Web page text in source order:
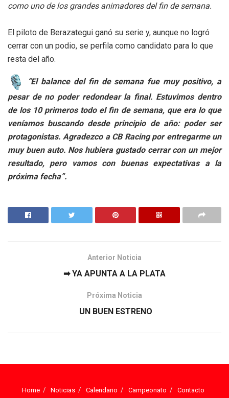
como uno de los grandes animadores del fin de semana.
El piloto de Berazategui ganó su serie y, aunque no logró
cerrar con un podio, se perfila como candidato para lo que
resta del año.
“El balance del fin de semana fue muy positivo, a
pesar de no poder redondear la final. Estuvimos dentro
de los 10 primeros todo el fin de semana, que era lo que
veníamos buscando desde principio de año: poder ser
protagonistas. Agradezco a CB Racing por entregarme un
muy buen auto. Nos hubiera gustado cerrar con un mejor
resultado, pero vamos con buenas expectativas a la
próxima fecha”.
Anterior Noticia
➡ YA APUNTA A LA PLATA
Próxima Noticia
UN BUEN ESTRENO
Home Noticias Calendario Campeonato Contacto